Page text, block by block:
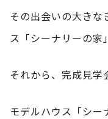
その出会いの大きな
ス「シーナリーの家
それから、完成見学
モデルハウス「シ